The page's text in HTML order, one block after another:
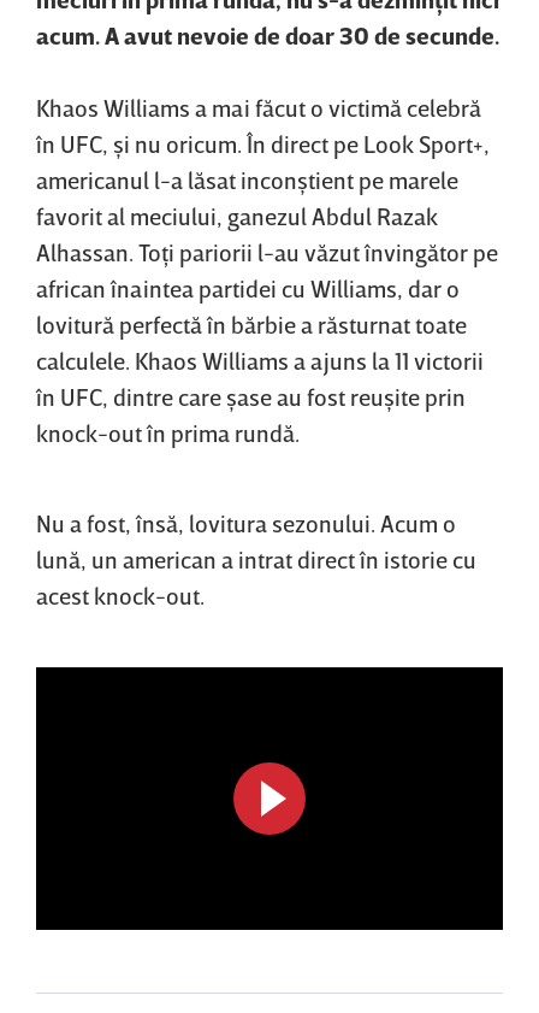
acum. A avut nevoie de doar 30 de secunde.
Khaos Williams a mai făcut o victimă celebră
în UFC, şi nu oricum. În direct pe Look Sport+,
americanul l-a lăsat inconştient pe marele
favorit al meciului, ganezul Abdul Razak
Alhassan. Toţi pariorii l-au văzut învingător pe
african înaintea partidei cu Williams, dar o
lovitură perfectă în bărbie a răsturnat toate
calculele. Khaos Williams a ajuns la 11 victorii
în UFC, dintre care şase au fost reuşite prin
knock-out în prima rundă.
Nu a fost, însă, lovitura sezonului. Acum o
lună, un american a intrat direct în istorie cu
acest knock-out.